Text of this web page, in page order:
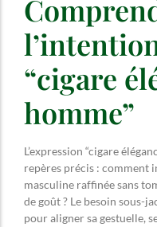
“cigare
homme”
L’expression “cigare
repères précis : comment
masculine raffinée sans
de goût ? Le besoin sous-
pour aligner sa gestuelle,